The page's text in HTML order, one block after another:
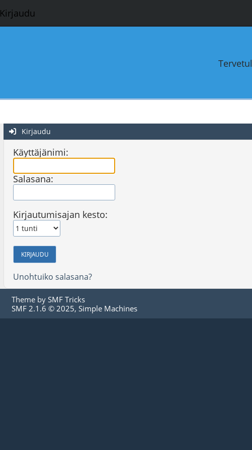
Kirjaudu
Kirjaudu
Käyttäjänimi:
Salasana:
Kirjautumisajan kesto:
Unohtuiko salasana?
Theme by SMF Tricks
SMF 2.1.6 © 2025, Simple Machines